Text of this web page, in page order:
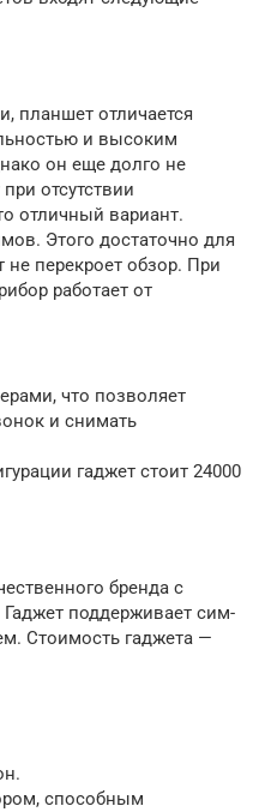
планшет отличается
и высоким
он еще долго не
отсутствии
отличный вариант.
Этого достаточно для
перекроет обзор. При
работает от
что позволяет
и снимать
гаджет стоит 24000
бренда с
поддерживает сим-
Стоимость гаджета —
способным